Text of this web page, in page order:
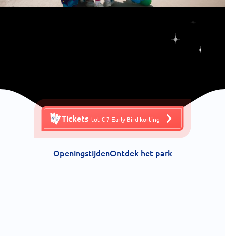
Tickets tot € 7 Early Bird korting
OpeningstijdenOntdek het park